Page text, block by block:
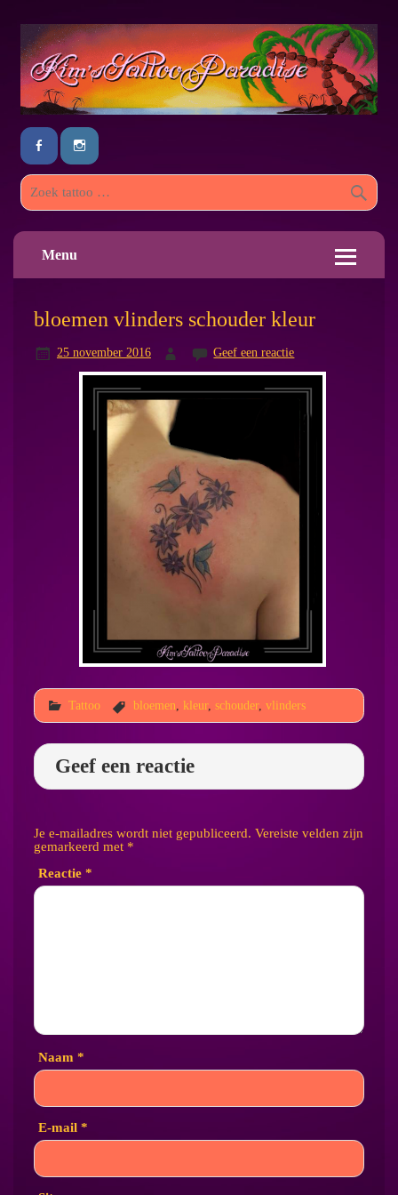
Menu
bloemen vlinders schouder kleur
25 november 2016 Geef een reactie
Tattoo bloemen kleur, schouder, vlinders
Geef een reactie
Je e-mailadres wordt niet gepubliceerd. Vereiste velden zijn
gemarkeerd met *
Reactie *
Naam *
E-mail *